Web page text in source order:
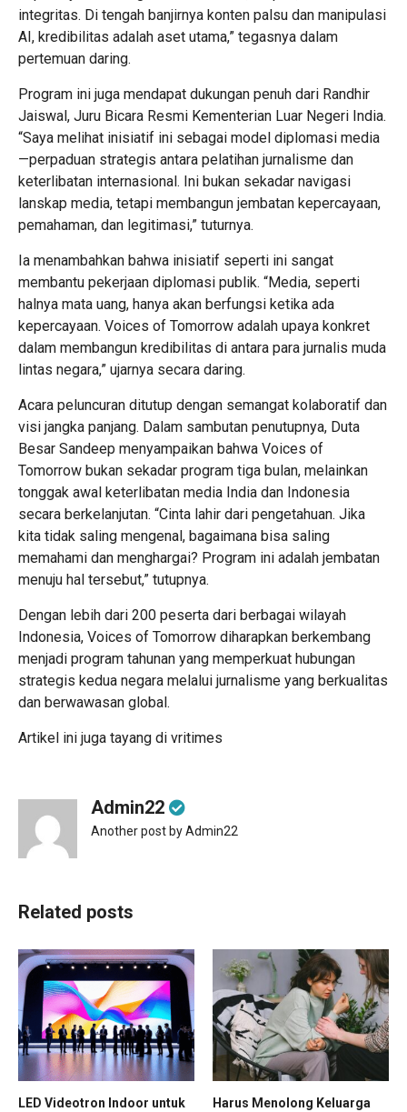
integritas. Di tengah banjirnya konten palsu dan manipulasi
AI, kredibilitas adalah aset utama,” tegasnya dalam
pertemuan daring.
Program ini juga mendapat dukungan penuh dari Randhir
Jaiswal, Juru Bicara Resmi Kementerian Luar Negeri India.
“Saya melihat inisiatif ini sebagai model diplomasi media
—perpaduan strategis antara pelatihan jurnalisme dan
keterlibatan internasional. Ini bukan sekadar navigasi
lanskap media, tetapi membangun jembatan kepercayaan,
pemahaman, dan legitimasi,” tuturnya.
Ia menambahkan bahwa inisiatif seperti ini sangat
membantu pekerjaan diplomasi publik. “Media, seperti
halnya mata uang, hanya akan berfungsi ketika ada
kepercayaan. Voices of Tomorrow adalah upaya konkret
dalam membangun kredibilitas di antara para jurnalis muda
lintas negara,” ujarnya secara daring.
Acara peluncuran ditutup dengan semangat kolaboratif dan
visi jangka panjang. Dalam sambutan penutupnya, Duta
Besar Sandeep menyampaikan bahwa Voices of
Tomorrow bukan sekadar program tiga bulan, melainkan
tonggak awal keterlibatan media India dan Indonesia
secara berkelanjutan. “Cinta lahir dari pengetahuan. Jika
kita tidak saling mengenal, bagaimana bisa saling
memahami dan menghargai? Program ini adalah jembatan
menuju hal tersebut,” tutupnya.
Dengan lebih dari 200 peserta dari berbagai wilayah
Indonesia, Voices of Tomorrow diharapkan berkembang
menjadi program tahunan yang memperkuat hubungan
strategis kedua negara melalui jurnalisme yang berkualitas
dan berwawasan global.
Artikel ini juga tayang di vritimes
Admin22
Another post by Admin22
Related posts
LED Videotron Indoor untuk
Harus Menolong Keluarga